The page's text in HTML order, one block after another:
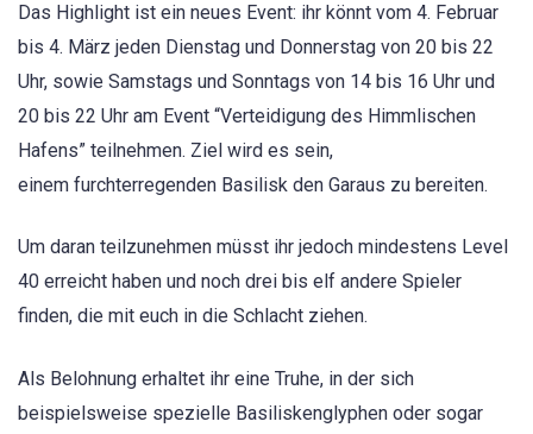
Das Highlight ist ein neues Event: ihr könnt vom 4. Februar
bis 4. März jeden Dienstag und Donnerstag von 20 bis 22
Uhr, sowie Samstags und Sonntags von 14 bis 16 Uhr und
20 bis 22 Uhr am Event “Verteidigung des Himmlischen
Hafens” teilnehmen. Ziel wird es sein,
einem furchterregenden Basilisk den Garaus zu bereiten.
Um daran teilzunehmen müsst ihr jedoch mindestens Level
40 erreicht haben und noch drei bis elf andere Spieler
finden, die mit euch in die Schlacht ziehen.
Als Belohnung erhaltet ihr eine Truhe, in der sich
beispielsweise spezielle Basiliskenglyphen oder sogar